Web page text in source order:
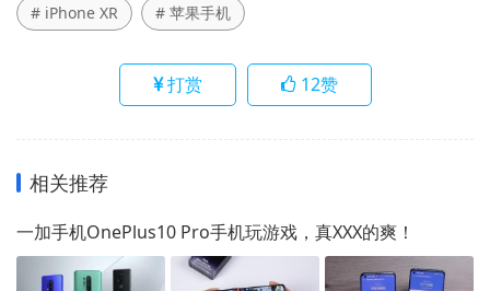
# iPhone XR # 苹果手机
打赏 12赞
相关推荐
一加手机OnePlus10 Pro手机玩游戏，真XXX的爽！